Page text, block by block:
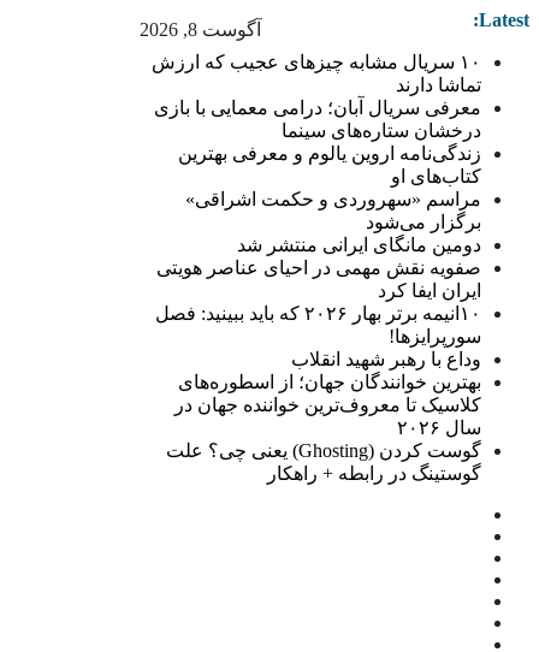
آگوست 8, 2026 Latest:
۱۰ سریال مشابه چیزهای عجیب که ارزش
تماشا دارند
معرفی سریال آبان؛ درامی معمایی با بازی
درخشان ستاره‌های سینما
زندگی‌نامه اروین یالوم و معرفی بهترین
کتاب‌های او
مراسم «سهروردی و حکمت اشراقی»
برگزار می‌شود
دومین مانگای ایرانی منتشر شد
صفویه نقش مهمی در احیای عناصر هویتی
ایران ایفا کرد
۱۰انیمه برتر بهار ۲۰۲۶ که باید ببینید: فصل
سورپرایزها!
وداع با رهبر شهید انقلاب
بهترین خوانندگان جهان؛ از اسطوره‌های
کلاسیک تا معروف‌ترین خواننده جهان در
سال ۲۰۲۶
گوست کردن (Ghosting) یعنی چی؟ علت
گوستینگ در رابطه + راهکار